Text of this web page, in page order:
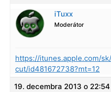
iTuxx
Moderátor
https://itunes.apple.com/
cut/id481672738?mt=12
19. decembra 2013 o 22:54